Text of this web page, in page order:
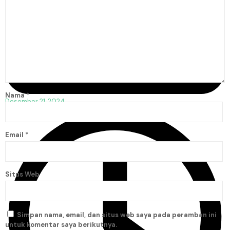
Desember 21, 2024
Nama*
Email *
Situs Web
Simpan nama, email, dan situs web saya pada peramban ini
untuk komentar saya berikutnya.